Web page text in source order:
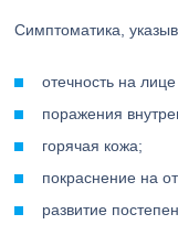
Симптоматика,
отечность на
поражения
горячая кожа;
покраснение на
развитие